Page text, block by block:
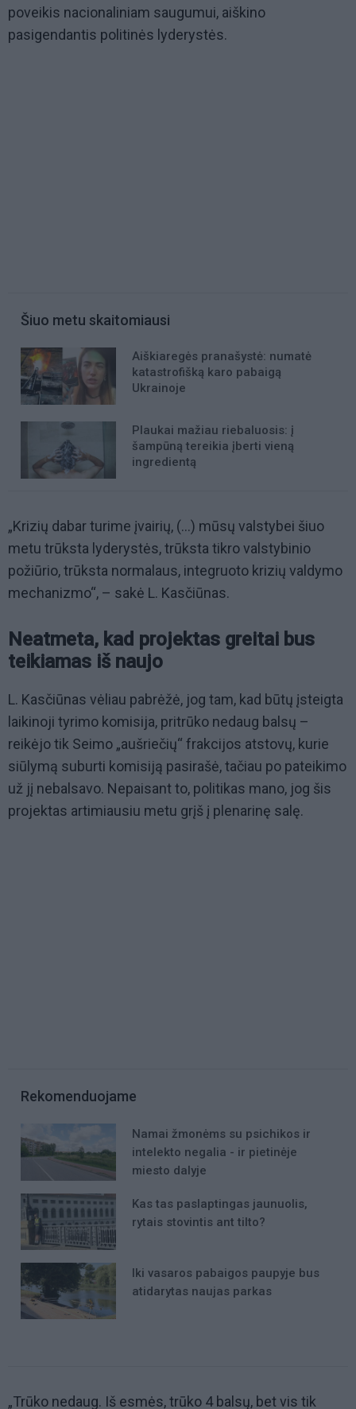
poveikis nacionaliniam saugumui, aiškino
pasigendantis politinės lyderystės.
Šiuo metu skaitomiausi
Aiškiaregės pranašystė: numatė
katastrofišką karo pabaigą
Ukrainoje
Plaukai mažiau riebaluosis: į
šampūną tereikia įberti vieną
ingredientą
„Krizių dabar turime įvairių, (…) mūsų valstybei šiuo
metu trūksta lyderystės, trūksta tikro valstybinio
požiūrio, trūksta normalaus, integruoto krizių valdymo
mechanizmo“, – sakė L. Kasčiūnas.
Neatmeta, kad projektas greitai bus
teikiamas iš naujo
L. Kasčiūnas vėliau pabrėžė, jog tam, kad būtų įsteigta
laikinoji tyrimo komisija, pritrūko nedaug balsų –
reikėjo tik Seimo „aušriečių“ frakcijos atstovų, kurie
siūlymą suburti komisiją pasirašė, tačiau po pateikimo
už jį nebalsavo. Nepaisant to, politikas mano, jog šis
projektas artimiausiu metu grįš į plenarinę salę.
Rekomenduojame
Namai žmonėms su psichikos ir
intelekto negalia - ir pietinėje
miesto dalyje
Kas tas paslaptingas jaunuolis,
rytais stovintis ant tilto?
Iki vasaros pabaigos paupyje bus
atidarytas naujas parkas
„Trūko nedaug. Iš esmės, trūko 4 balsų, bet vis tik